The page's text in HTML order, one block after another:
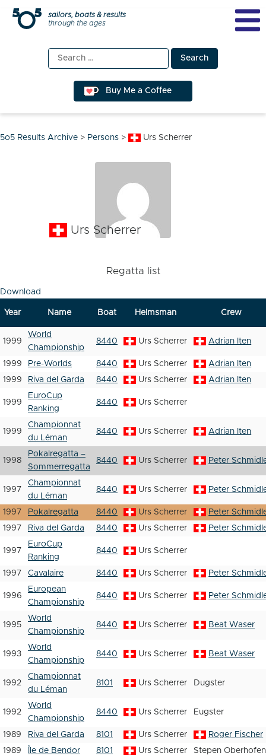
Skip
sailors, boats & results
through the ages
Search
for:
Buy Me a Coffee
5o5 Results Archive > Persons > Urs Scherrer
Urs Scherrer
Regatta list
Download
Year Name Boat Helmsman Crew
1999
World
Championship
8440 Urs Scherrer Adrian Iten
1999 Pre-Worlds 8440 Urs Scherrer
Adrian Iten
1999
Riva del Garda 8440 Urs Scherrer Adrian Iten
1999
EuroCup
Ranking
8440 Urs Scherrer
1999
Championnat
du Léman
8440 Urs Scherrer Adrian Iten
1998
Pokalregatta –
Sommerregatta
8440 Urs Scherrer Peter
1997
Championnat
du Léman
8440 Urs Scherrer Peter
1997 Pokalregatta 8440 Urs Scherrer
Peter
1997
Riva del Garda 8440 Urs Scherrer Peter
1997
EuroCup
Ranking
8440 Urs Scherrer
1997 Cavalaire 8440 Urs Scherrer Peter
1996
European
Championship
8440 Urs Scherrer Peter
1995
World
Championship
8440 Urs Scherrer Beat Waser
1993
World
Championship
8440 Urs Scherrer Beat Waser
1992
Championnat
du Léman
8101 Urs Scherrer Dugster
1992
World
Championship
8440 Urs Scherrer Eugster
1989 Riva del Garda 8101 Urs Scherrer
Roger Fischer
1989
Île de Bendor 8101 Urs Scherrer Stepen Oberhofen